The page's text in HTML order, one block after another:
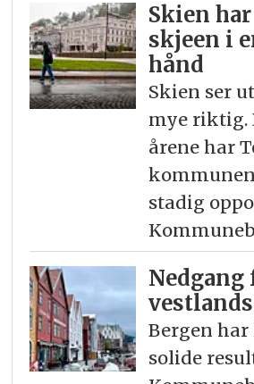
Skien
skjeen i
hånd
Skien ser
mye riktig.
årene har
stadig
Nedgang
Bergen
solide